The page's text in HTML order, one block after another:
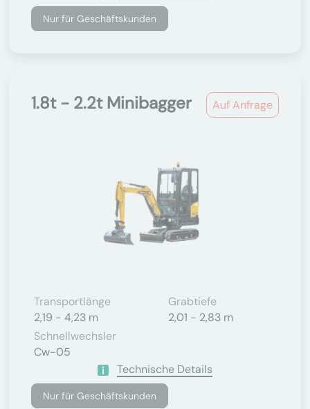
Nur für Geschäftskunden
Auf Anfrage
1.8t - 2.2t Minibagger
Transportlänge
2,19 - 4,23 m
Grabtiefe
2,01 - 2,83 m
Schnellwechsler
Cw-05
Technische Details
Nur für Geschäftskunden